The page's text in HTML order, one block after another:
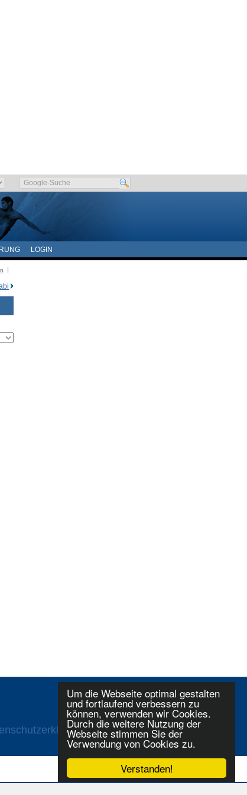
Verstanden!
Um die Webseite optimal gestalten
und fortlaufend verbessern zu
können, verwenden wir Cookies.
Durch die weitere Nutzung der
Webseite stimmen Sie der
Verwendung von Cookies zu.
LOGIN
Login